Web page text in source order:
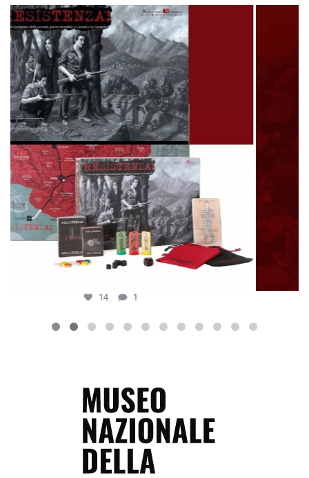
museonazionaleresistenza
Lug 16